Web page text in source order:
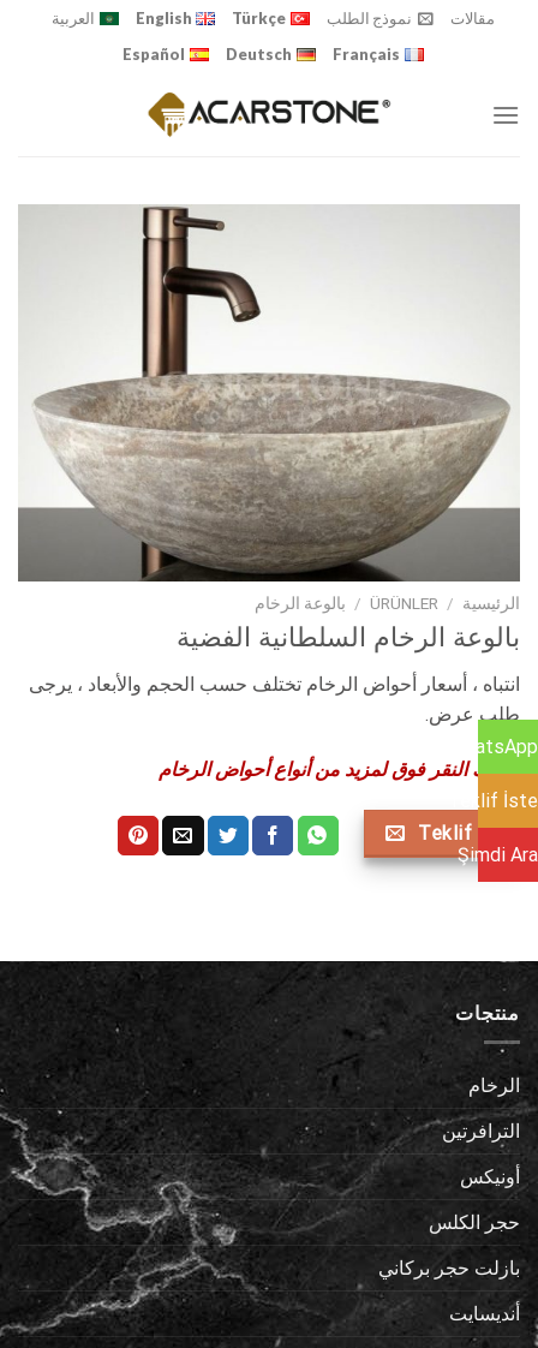
مقالات نموذج الطلب Türkçe
English
العربية
Français
Deutsch
Español
الرئيسية /
ÜRÜNLER
/ بالوعة الرخام
بالوعة الرخام السلطانية الفضية
انتباه ، أسعار أحواض الرخام تختلف حسب الحجم والأبعاد ، يرجى
طلب عرض.
يمكنك النقر فوق لمزيد من أنواع أحواض الرخام
Teklif Al
منتجات
الرخام
الترافرتين
أونيكس
حجر الكلس
بازلت حجر بركاني
أنديسايت
WhatsApp
Teklif İste
Şimdi Ara